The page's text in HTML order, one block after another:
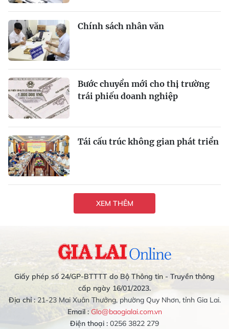
Chính sách nhân văn
Bước chuyển mới cho thị trường
trái phiếu doanh nghiệp
Tái cấu trúc không gian phát triển
XEM THÊM
Giấy phép số 24/GP-BTTTT do Bộ Thông tin - Truyền thông
cấp ngày 16/01/2023.
Địa chỉ :21-23 Mai Xuân Thưởng, phường Quy Nhơn, tỉnh Gia Lai.
Email : Glo@baogialai.com.vn
Điện thoại : 0256 3822 279